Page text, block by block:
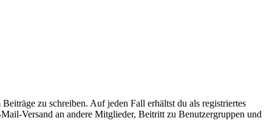
zu schreiben. Auf jeden Fall erhältst du als registriertes
Versand an andere Mitglieder, Beitritt zu Benutzergruppen und